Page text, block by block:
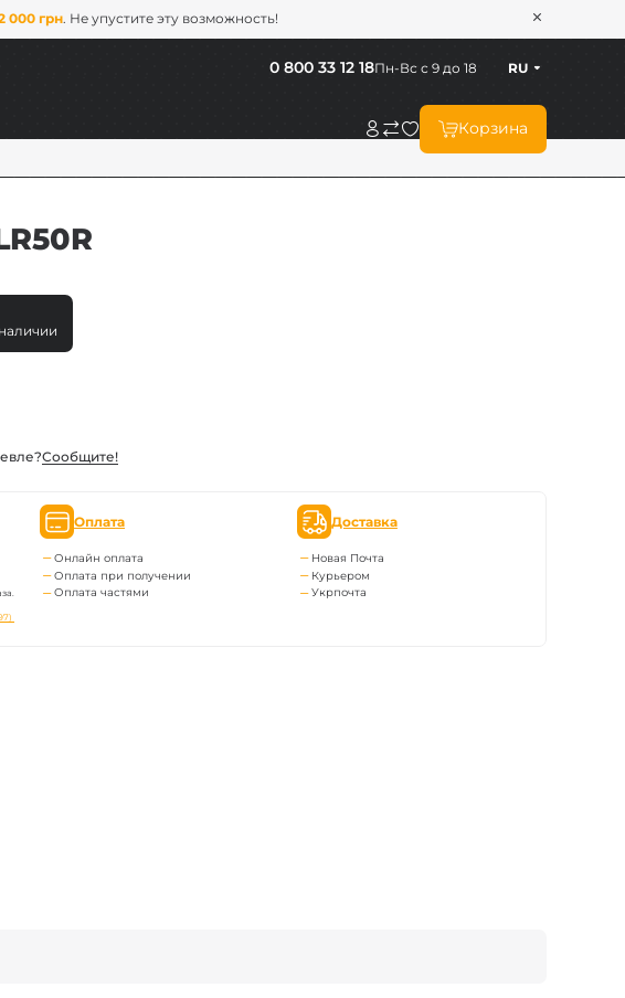
000 грн. Не упустите эту возможность!
Корзина
Пн-Вс с 9 до 18
0 800 33 12 18 RU
Сообщите!
Оплата
Онлайн оплата
Оплата при получении
Оплата частями
Доставка
Новая Почта
Курьером
Укрпочта